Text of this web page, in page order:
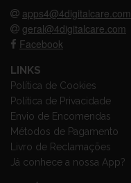
apps4@4digitalcare.com
geral@4digitalcare.com
Facebook
LINKS
Política de Cookies
Política de Privacidade
Envio de Encomendas
Métodos de Pagamento
Livro de Reclamações
Já conhece a nossa App?